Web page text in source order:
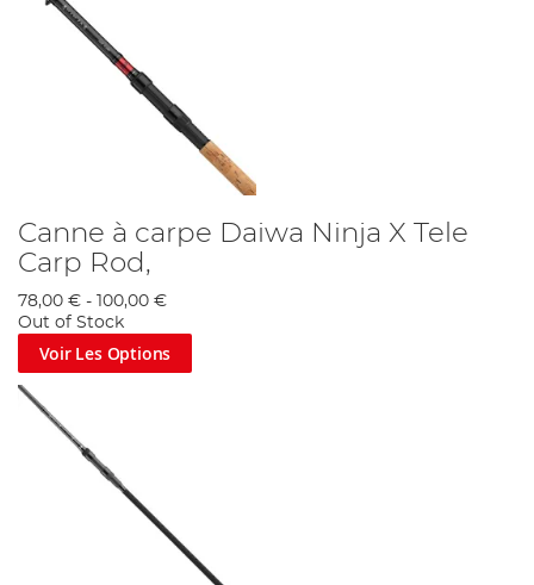
Canne à carpe Daiwa Ninja X Tele
Carp Rod,
78,00 € - 100,00 €
Out of Stock
Voir Les Options